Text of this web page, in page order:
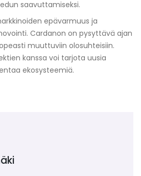
saavuttamiseksi.
epävarmuus ja
Cardanon on pysyttävä ajan
muuttuviin olosuhteisiin.
kanssa voi tarjota uusia
ekosysteemiä.